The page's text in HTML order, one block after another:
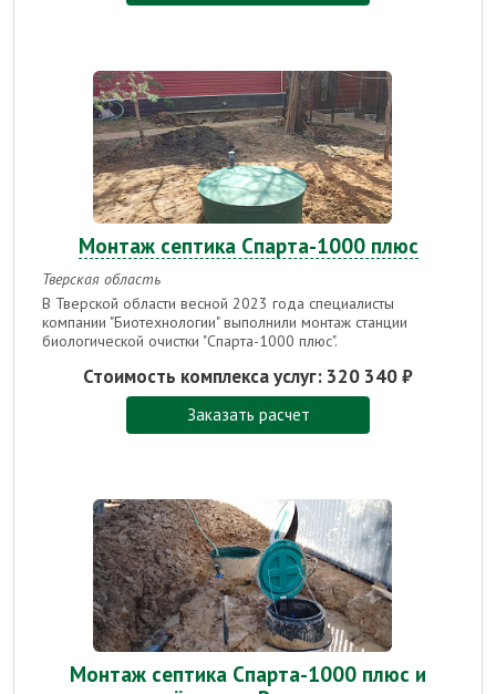
Монтаж септика Спарта-1000 плюс
Тверская область
В Тверской области весной 2023 года специалисты
компании "Биотехнологии" выполнили монтаж станции
биологической очистки "Спарта-1000 плюс".
Стоимость комплекса услуг: 320 340 ₽
Заказать расчет
Монтаж септика Спарта-1000 плюс и